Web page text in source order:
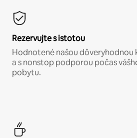
Rezervujte s istotou
Hodnotené našou
a s nonstop podporou počas
pobytu.